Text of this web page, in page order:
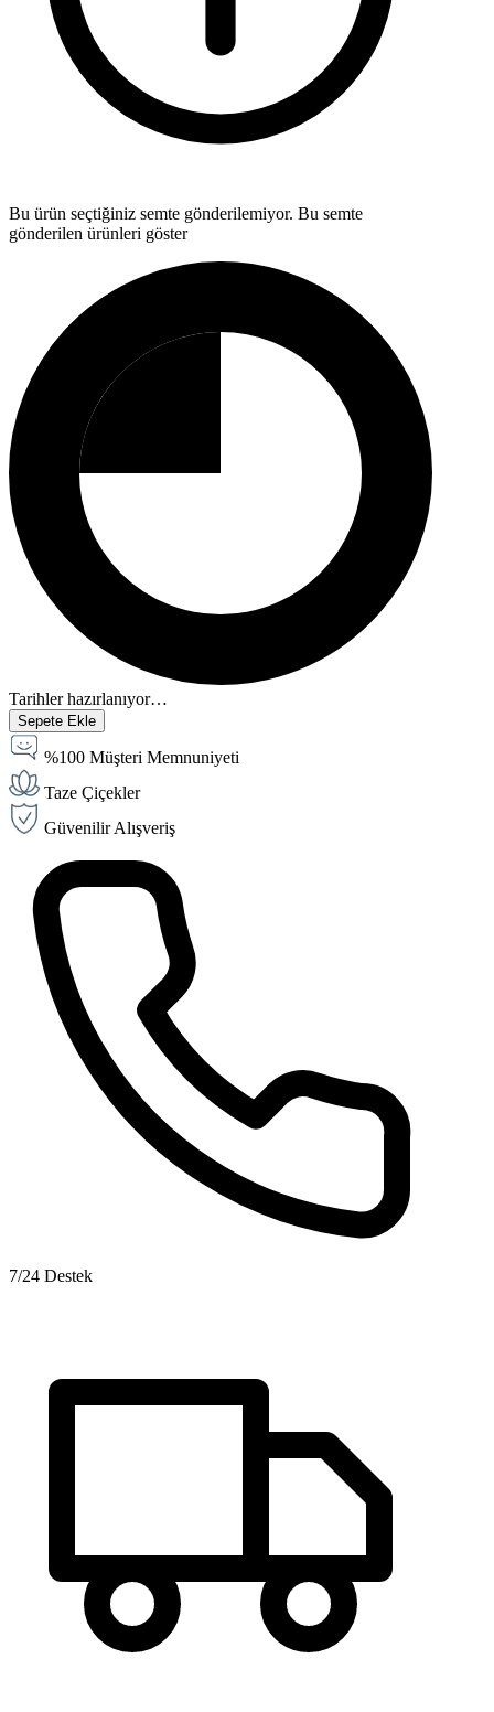
Bu ürün seçtiğiniz semte gönderilemiyor. Bu semte
gönderilen ürünleri göster
Tarihler hazırlanıyor…
Sepete Ekle
%100 Müşteri Memnuniyeti
Taze Çiçekler
Güvenilir Alışveriş
7/24 Destek